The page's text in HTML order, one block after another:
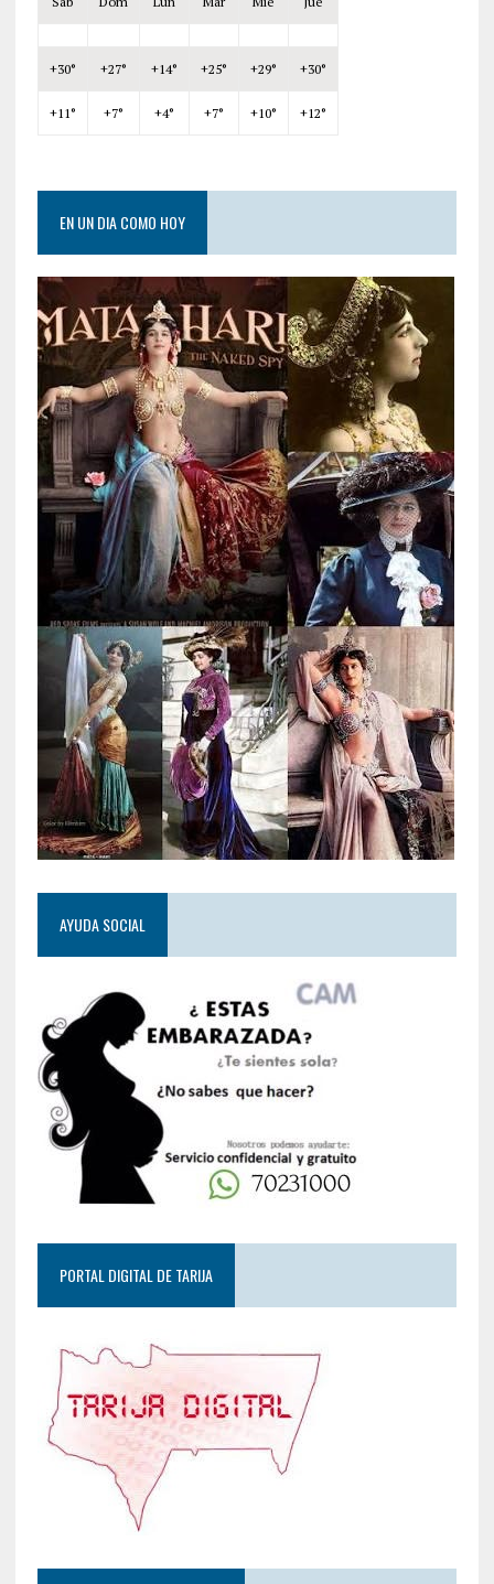
+30° +27° +14° +25° +29° +30°
+11° +7° +4° +7° +10° +12°
EN UN DIA COMO HOY
AYUDA SOCIAL
PORTAL DIGITAL DE TARIJA